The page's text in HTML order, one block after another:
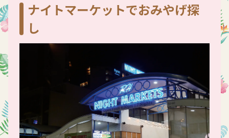
ナイトマーケットでおみやげ探
し